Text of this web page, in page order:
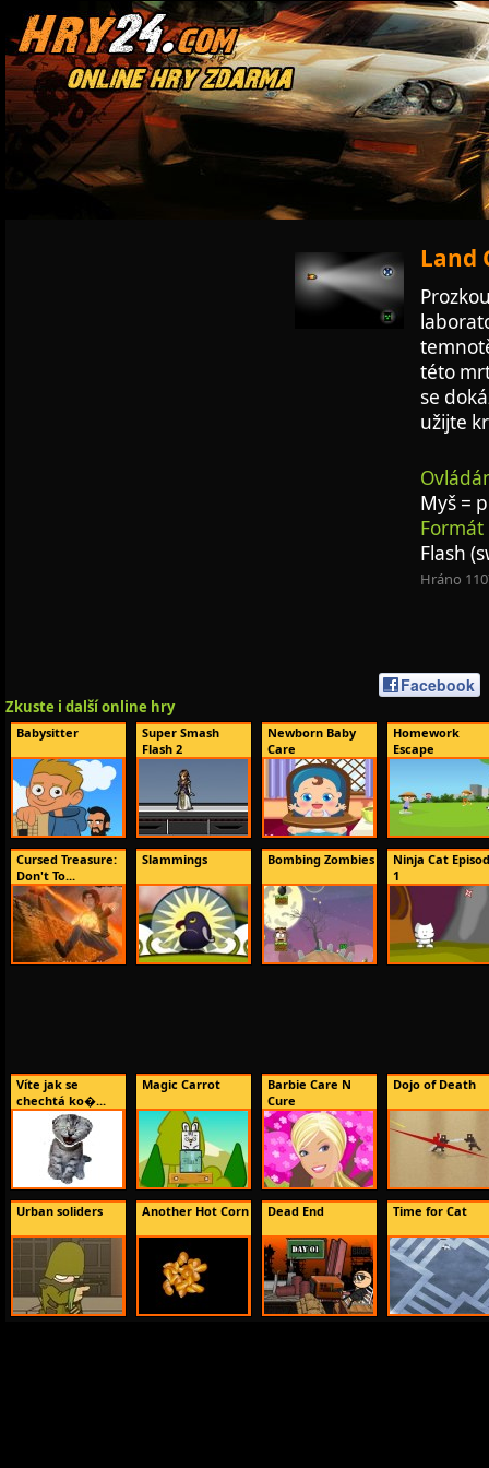
Land
této
se
užijte
Myš =
Flash
Hráno
Facebook
Zkuste i další online hry
Babysitter
Super Smash
Flash 2
Newborn Baby
Care
Homework
Escape
Cursed Treasure:
Don't To...
Slammings Bombing Zombies
Ninja Cat
1
Víte jak se
chechtá ko�...
Magic Carrot
Barbie Care N
Cure
Dojo of Death
Urban soliders Another Hot Corn Dead End Time for Cat